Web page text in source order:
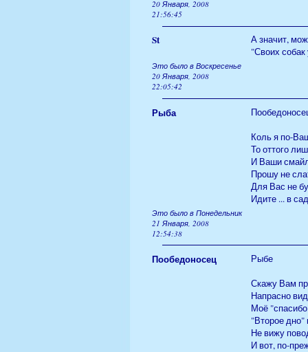
20 Января, 2008
21:56:45
St
А значит,
"Своих собак
Это было в Воскресенье
20 Января, 2008
22:05:42
Рыба
Коль я по-
То оттого
И Ваши
Прошу не
Для Вас не
Идите ... в
Это было в Понедельник
21 Января, 2008
12:54:38
Пообедоносец
Рыбе
Скажу Вам
Напрасно
Моё
"Второе
Не вижу
И вот, по-